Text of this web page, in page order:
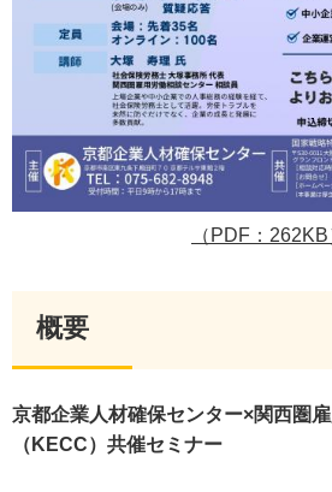
（PDF：262KB
概要
京都企業人材確保センター×関西圏
（KECC）共催セミナー